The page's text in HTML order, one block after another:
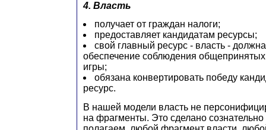
4. Власть
получает от граждан налоги;
предоставляет кандидатам ресурсы;
свой главный ресурс - власть -
обеспечение соблюдения
игры;
обязана конвертировать победу
ресурс.
В нашей модели власть не
на фрагменты. Это сделано сознательно